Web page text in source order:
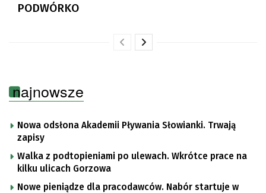
PODWÓRKO
najnowsze
Nowa odsłona Akademii Pływania Słowianki. Trwają
zapisy
Walka z podtopieniami po ulewach. Wkrótce prace na
kilku ulicach Gorzowa
Nowe pieniądze dla pracodawców. Nabór startuje w